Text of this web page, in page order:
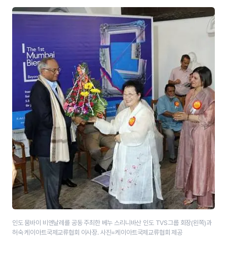
인도 뭄바이 비엔날레를 공동 주최한 베누 스리니바산 인도 TVS그룹 회장(왼쪽)과
허숙 케이아트국제교류협회 이사장. 사진=케이아트국제교류협회 제공